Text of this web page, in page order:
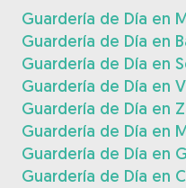
Guardería de Día en
Guardería de Día en
Guardería de Día en
Guardería de Día en
Guardería de Día en
Guardería de Día en
Guardería de Día en
Guardería de Día en